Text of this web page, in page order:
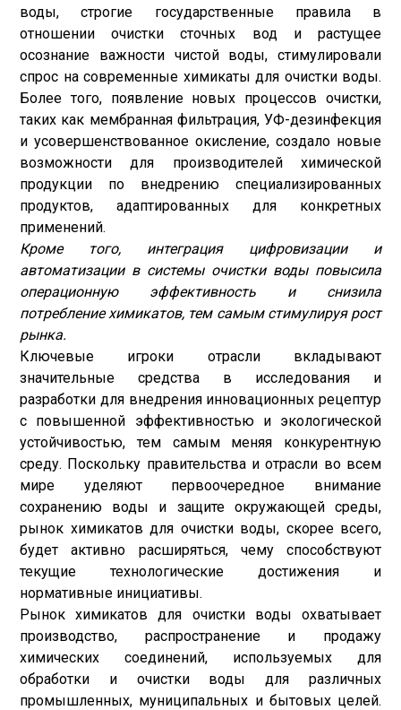
воды, строгие государственные правила в
отношении очистки сточных вод и растущее
осознание важности чистой воды, стимулировали
спрос на современные химикаты для очистки воды.
Более того, появление новых процессов очистки,
таких как мембранная фильтрация, УФ-дезинфекция
и усовершенствованное окисление, создало новые
возможности для производителей химической
продукции по внедрению специализированных
продуктов, адаптированных для конкретных
применений.
Кроме того, интеграция цифровизации и
автоматизации в системы очистки воды повысила
операционную эффективность и снизила
потребление химикатов, тем самым стимулируя рост
рынка.
Ключевые игроки отрасли вкладывают
значительные средства в исследования и
разработки для внедрения инновационных рецептур
с повышенной эффективностью и экологической
устойчивостью, тем самым меняя конкурентную
среду. Поскольку правительства и отрасли во всем
мире уделяют первоочередное внимание
сохранению воды и защите окружающей среды,
рынок химикатов для очистки воды, скорее всего,
будет активно расширяться, чему способствуют
текущие технологические достижения и
нормативные инициативы.
Рынок химикатов для очистки воды охватывает
производство, распространение и продажу
химических соединений, используемых для
обработки и очистки воды для различных
промышленных, муниципальных и бытовых целей.